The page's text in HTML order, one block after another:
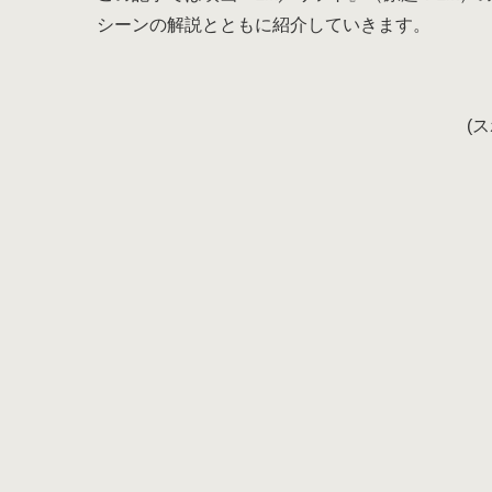
シーンの解説とともに紹介していきます。
(